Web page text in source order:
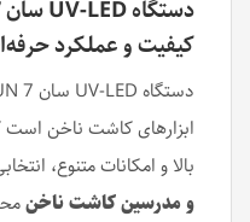
کیفیت و عملکرد
ابزارهای کاشت ناخن
بالا و امکانات متنوع،
و مدرسین کاشت ناخن